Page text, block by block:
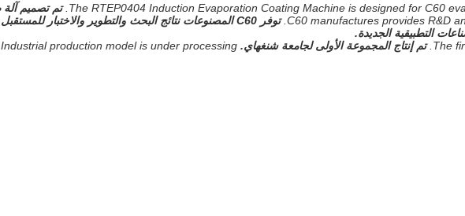
The RTEP0404 Induction Evaporation Coating Machine is designed for C60
C60 manufactures provides R&D توفر C60 المصنوعات نتائج البحث والتطوير والاختبار للمستقبل.
التطبيقية الجديدة.
The تم إنتاج المجموعة الأولى لجامعة شنغهاي. Industrial production model is under processing.